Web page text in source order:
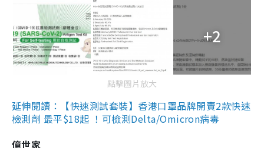
+2
點擊圖片放大
延伸閱讀：【快速測試套裝】香港口罩品牌開賣2款快速
檢測劑 最平$18起 ！可檢測Delta/Omicron病毒
億世家